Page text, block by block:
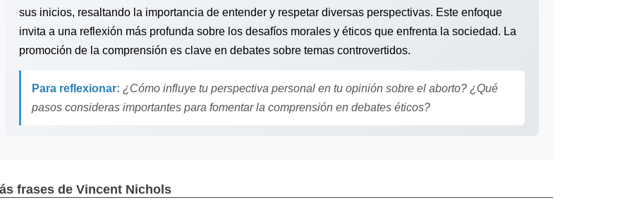
sus inicios, resaltando la importancia de entender y respetar diversas perspectivas. Este enfoque
invita a una reflexión más profunda sobre los desafíos morales y éticos que enfrenta la sociedad. La
promoción de la comprensión es clave en debates sobre temas controvertidos.
Para reflexionar: ¿Cómo influye tu perspectiva personal en tu opinión sobre el aborto? ¿Qué
pasos consideras importantes para fomentar la comprensión en debates éticos?
frases de Vincent Nichols